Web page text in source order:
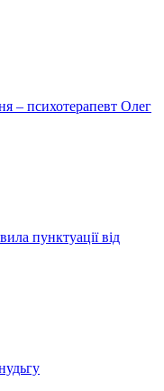
– психотерапевт Олег
пунктуації від